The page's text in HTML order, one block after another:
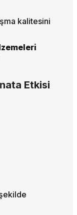
kalitesini
Etkisi